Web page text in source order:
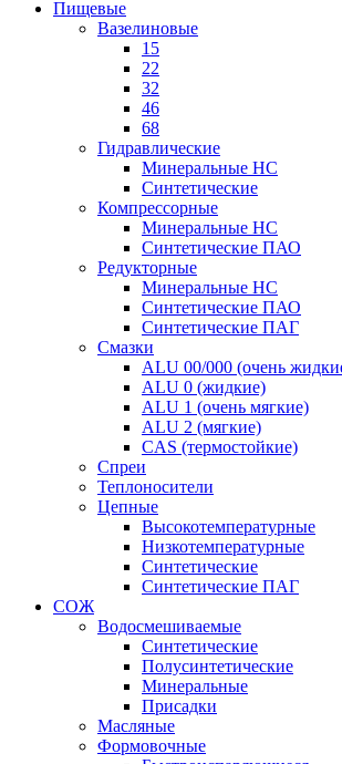
Пищевые
Вазелиновые
15
22
32
46
68
Гидравлические
Минеральные HC
Синтетические
Компрессорные
Минеральные HC
Синтетические ПАО
Редукторные
Минеральные HC
Синтетические ПАО
Синтетические ПАГ
Смазки
ALU 00/000 (очень
ALU 0 (жидкие)
ALU 1 (очень мягкие)
ALU 2 (мягкие)
CAS (термостойкие)
Спреи
Теплоносители
Цепные
Высокотемпературные
Низкотемпературные
Синтетические
Синтетические ПАГ
СОЖ
Водосмешиваемые
Синтетические
Полусинтетические
Минеральные
Присадки
Масляные
Формовочные